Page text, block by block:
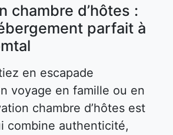
chambre d’hôtes :
parfait à
en escapade
voyage en famille ou en
chambre d’hôtes est
combine authenticité,